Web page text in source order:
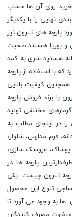
خرید روی آن ها حساب
نهایی را با یکدیگر
پارچه های تترون نیز
و بوریا هستند صحبت
هستید سری به کمد
با استفاده از پارچه
همچنین کیفیت بالایی
با برند فروش پارچه
مختلفی تولید
در اینجای مطلب به
فرم مدارس، شلوار،
پوشاک، عروسک سازى،
پارچه ها در
تترون چیست. یکی
تنوع این محصول
ها به وجود می آورد تا
مصرف کنندگان